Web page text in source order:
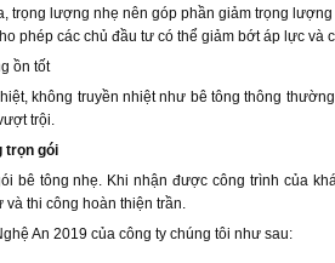
trọng lượng nhẹ nên góp phần giảm trọng lượng
phép các chủ đầu tư có thể giảm bớt áp lực và
ồn tốt
không truyền nhiệt như bê tông thông
trội.
trọn gói
bê tông nhẹ. Khi nhận được công trình của
và thi công hoàn thiện trần.
An 2019 của công ty chúng tôi như sau: